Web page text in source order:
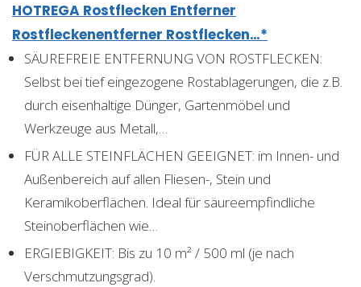
HOTREGA Rostflecken Entferner
Rostfleckenentferner Rostflecken…*
SÄUREFREIE ENTFERNUNG VON ROSTFLECKEN:
Selbst bei tief eingezogene Rostablagerungen, die z.B.
durch eisenhaltige Dünger, Gartenmöbel und
Werkzeuge aus Metall,…
FÜR ALLE STEINFLÄCHEN GEEIGNET: im Innen- und
Außenbereich auf allen Fliesen-, Stein und
Keramikoberflächen. Ideal für säureempfindliche
Steinoberflächen wie…
ERGIEBIGKEIT: Bis zu 10 m² / 500 ml (je nach
Verschmutzungsgrad).